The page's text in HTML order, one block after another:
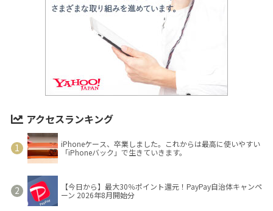
アクセスランキング
iPhoneケース、卒業しました。これからは最高に使いやすい
「iPhoneバック」で生きていきます。
【今日から】最大30％ポイント還元！PayPay自治体キャンペ
ーン 2026年8月開始分